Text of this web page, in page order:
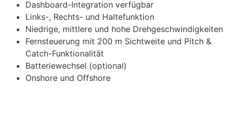
Dashboard-Integration verfügbar
Links-, Rechts- und Haltefunktion
Niedrige, mittlere und hohe Drehgeschwindigkeiten
Fernsteuerung mit 200 m Sichtweite und Pitch &
Catch-Funktionalität
Batteriewechsel (optional)
Onshore und Offshore